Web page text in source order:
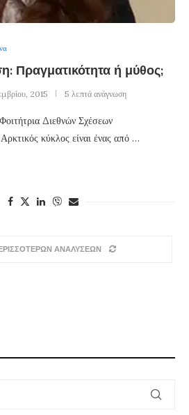
Πραγματικότητα ή μύθος;
2015 5 λεπτά ανάγνωση
Διεθνών Σχέσεων
κύκλος είναι ένας από …
ΑΝΑΛΥΣΕΩΝ